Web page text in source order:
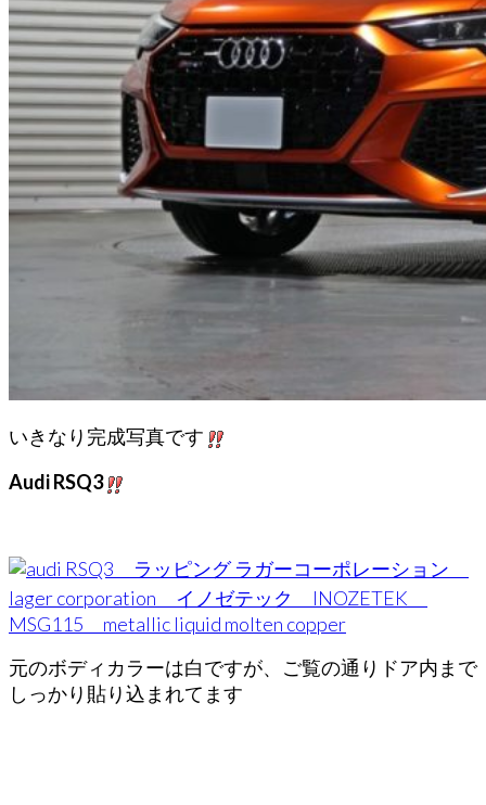
いきなり完成写真です
Audi RSQ3
元のボディカラーは白ですが、ご覧の通りドア内まで
しっかり貼り込まれてます